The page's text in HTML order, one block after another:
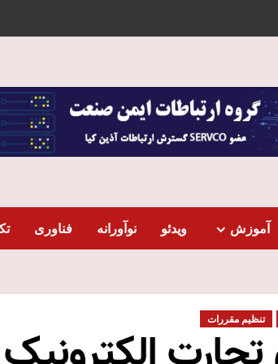
آموزش ویدئو نوآورانه فناوری
تنظیم مقررات